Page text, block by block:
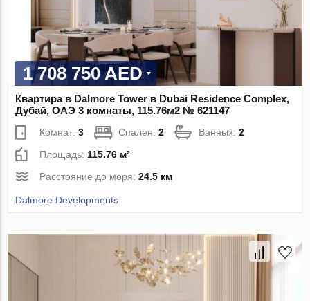
1 708 750 AED
Квартира в Dalmore Tower в Dubai Residence Complex,
Дубай, ОАЭ 3 комнаты, 115.76м2 № 621147
Комнат:3 Спален:2 Ванных:2
Площадь:115.76 м²
Расстояние до моря:24.5 км
Dalmore Developments